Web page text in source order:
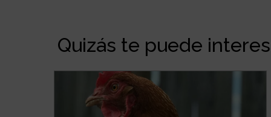
Quizás te puede